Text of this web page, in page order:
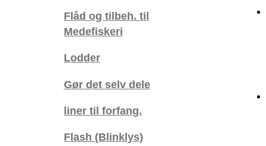
Flåd og tilbeh. til
Medefiskeri
Lodder
Gør det selv dele
liner til forfang.
Flash (Blinklys)